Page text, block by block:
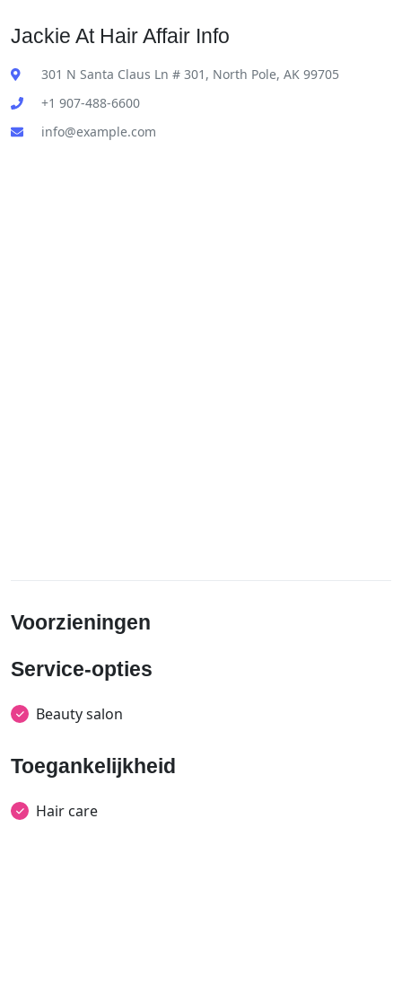
Jackie At Hair Affair Info
301 N Santa Claus Ln # 301, North Pole, AK 99705
+1 907-488-6600
info@example.com
Voorzieningen
Service-opties
Beauty salon
Toegankelijkheid
Hair care